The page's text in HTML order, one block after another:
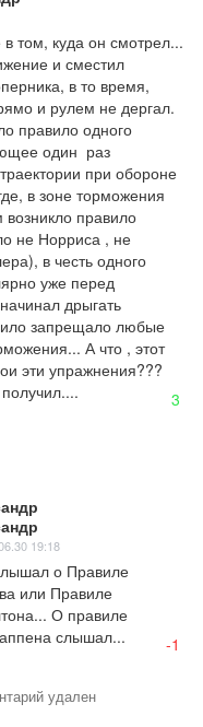
том, куда он смотрел...
и сместил
в то время,
и рулем не дергал.
правило одного
один  раз
при обороне
в зоне торможения
правило
не Норриса , не
в честь одного
уже перед
дрыгать
запрещало любые
А что , этот
эти упражнения???
3
19:18
о Правиле
или Правиле
О правиле
слышал...
-1
удален